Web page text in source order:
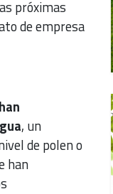
próximas
de empresa
, un
de polen o
han